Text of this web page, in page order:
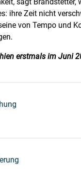
ihre Zeit nicht
von Tempo und
erstmals im Juni